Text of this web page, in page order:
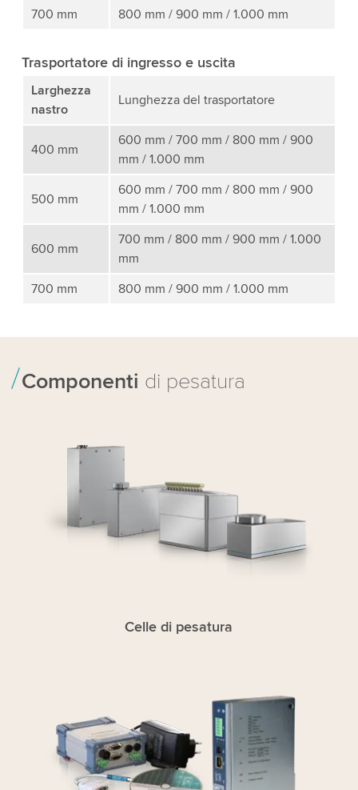
700 mm 800 mm / 900 mm / 1.000 mm
Trasportatore di ingresso e uscita
Larghezza
nastro
Lunghezza del trasportatore
400 mm
600 mm / 700 mm / 800 mm / 900
mm / 1.000 mm
500 mm
600 mm / 700 mm / 800 mm / 900
mm / 1.000 mm
600 mm
700 mm / 800 mm / 900 mm / 1.000
mm
700 mm
800 mm / 900 mm / 1.000 mm
Componenti di pesatura
Celle di pesatura